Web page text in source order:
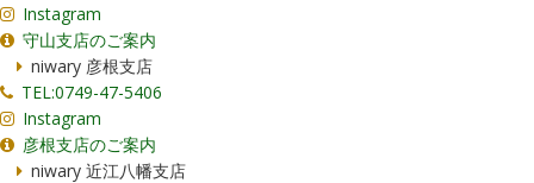
Instagram
守山支店のご案内
niwary 彦根支店
TEL:0749-47-5406
Instagram
彦根支店のご案内
niwary 近江八幡支店